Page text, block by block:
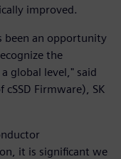
improved.
been an opportunity
the
global level," said
cSSD Firmware), SK
it is significant we